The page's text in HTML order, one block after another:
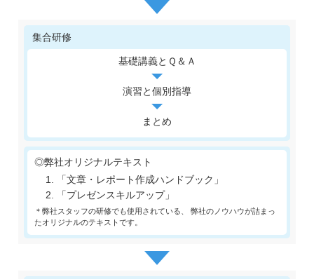
集合研修
基礎講義とＱ＆Ａ
演習と個別指導
まとめ
◎弊社オリジナルテキスト
「文章・レポート作成ハンドブック」
「プレゼンスキルアップ」
＊弊社スタッフの研修でも使用されている、 弊社のノウハウが詰まっ
たオリジナルのテキストです。